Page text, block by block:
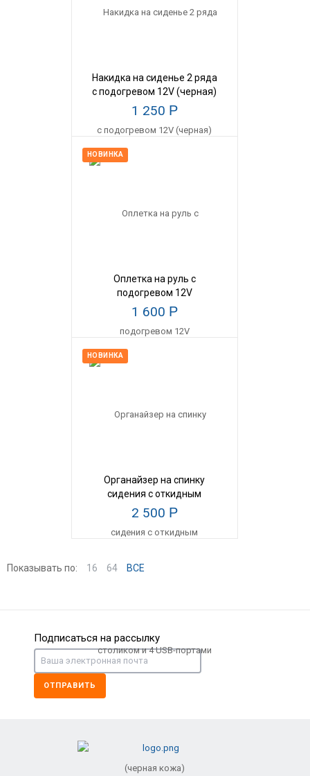
Накидка на сиденье 2 ряда
с подогревом 12V (черная)
1 250 Р
НОВИНКА
Оплетка на руль с
подогревом 12V
1 600 Р
НОВИНКА
Органайзер на спинку
сидения с откидным
столиком и 4 USB-портами
2 500 Р
Показывать по: 16 64 ВСЕ
Подписаться на рассылку
ОТПРАВИТЬ